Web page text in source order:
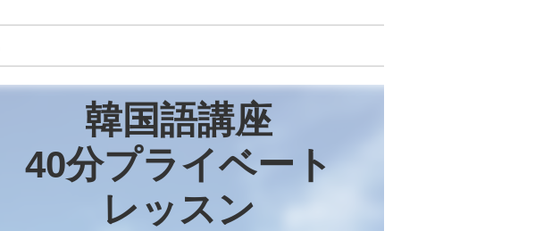
韓国語講座
40分プライベート
レッスン